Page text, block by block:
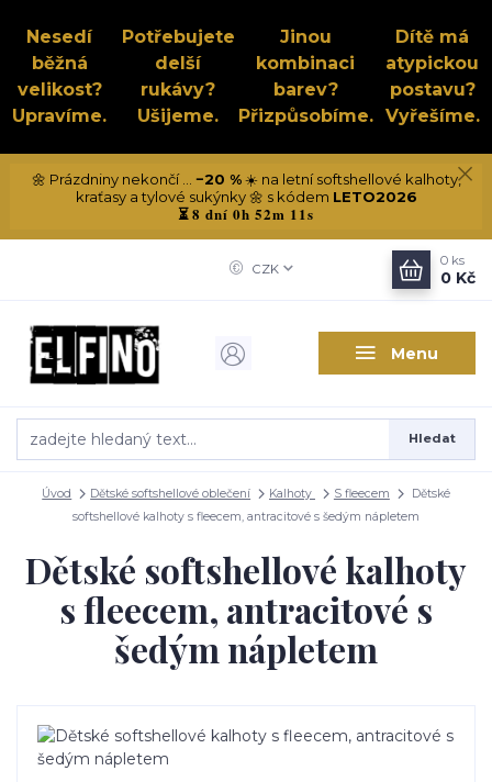
Nesedí
běžná
velikost?
Upravíme.
Potřebujete
delší
rukávy?
Ušijeme.
Jinou
kombinaci
barev?
Přizpůsobíme.
Dítě má
atypickou
postavu?
Vyřešíme.
🌼 Prázdniny nekončí ... −20 %☀️ na letní softshellové kalhoty,
kraťasy a tylové sukýnky 🌼 s kódem LETO2026
⏳8 dní 0h 52m 10s
Menu
CZK
Hledat
0 ks
0 Kč
Úvod Dětské softshellové oblečení Kalhoty S fleecem
Dětské
softshellové kalhoty s fleecem, antracitové s šedým nápletem
Dětské softshellové kalhoty
s fleecem, antracitové s
šedým nápletem